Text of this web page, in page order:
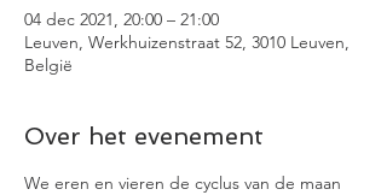
04 dec 2021, 20:00 – 21:00
Leuven, Werkhuizenstraat 52, 3010 Leuven,
België
Over het evenement
We eren en vieren de cyclus van de maan